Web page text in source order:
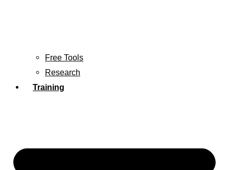
Free Tools
Research
Training